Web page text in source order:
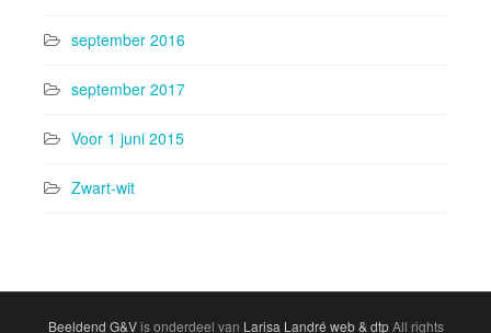
september 2016
september 2017
Voor 1 juni 2015
Zwart-wit
Beeldend G&Vis onderdeel van Larisa Landré web & dtpAll rights